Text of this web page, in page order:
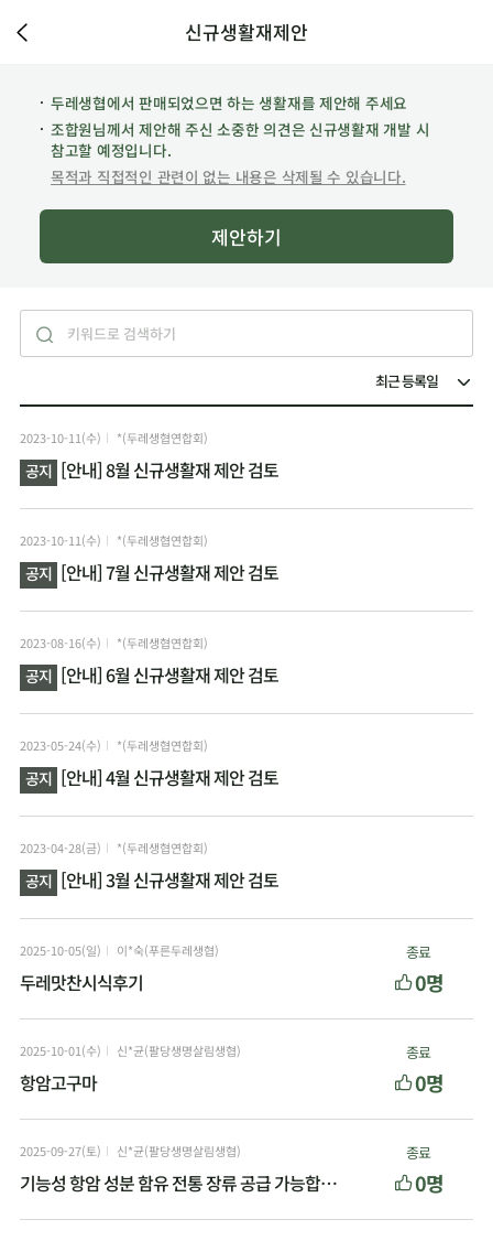
신규생활재제안
두레생협에서 판매되었으면 하는 생활재를 제안해 주세요
조합원님께서 제안해 주신 소중한 의견은 신규생활재 개발 시
참고할 예정입니다.
목적과 직접적인 관련이 없는 내용은 삭제될 수 있습니다.
제안하기
2023-10-11(수) *(두레생협연합회)
공지 [안내] 8월 신규생활재 제안 검토
2023-10-11(수) *(두레생협연합회)
공지 [안내] 7월 신규생활재 제안 검토
2023-08-16(수) *(두레생협연합회)
공지 [안내] 6월 신규생활재 제안 검토
2023-05-24(수) *(두레생협연합회)
공지 [안내] 4월 신규생활재 제안 검토
2023-04-28(금) *(두레생협연합회)
공지 [안내] 3월 신규생활재 제안 검토
2025-10-05(일) 이*숙(푸른두레생협)
두레맛찬시식후기
종료
0명
2025-10-01(수) 신*균(팔당생명살림생협)
항암고구마
종료
0명
2025-09-27(토) 신*균(팔당생명살림생협)
기능성 항암 성분 함유 전통 장류 공급 가능합니다
종료
0명